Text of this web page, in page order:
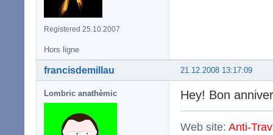
Registered 25.10.2007
Hors ligne
21.12.2008 13:17:09
francisdemillau
Lombric anathèmic Hey! Bon
Web site: Anti-